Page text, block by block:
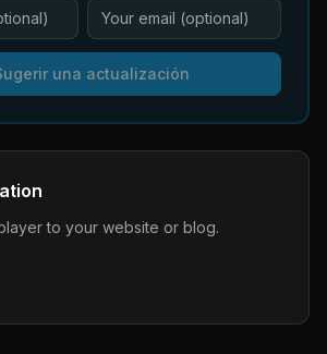
una actualización
to your website or blog.